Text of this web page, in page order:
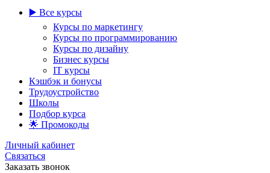
▶️ Все курсы
Курсы по маркетингу
Курсы по программированию
Курсы по дизайну
Бизнес курсы
IT курсы
Кэшбэк и бонусы
Трудоустройство
Школы
Подбор курса
🌟 Промокоды
Личный кабинет
Связаться
Заказать звонок